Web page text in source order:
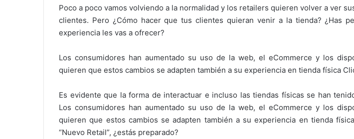
Poco a poco vamos volviendo a la normalidad y los retailers quieren volver a ver
clientes. Pero ¿Cómo hacer que tus clientes quieran venir a la tienda? ¿Has
experiencia les vas a ofrecer?
Los consumidores han aumentado su uso de la web, el eCommerce y los
quieren que estos cambios se adapten también a su experiencia en tienda física
Es evidente que la forma de interactuar e incluso las tiendas físicas se han
Los consumidores han aumentado su uso de la web, el eCommerce y los
quieren que estos cambios se adapten también a su experiencia en tienda
“Nuevo Retail”, ¿estás preparado?